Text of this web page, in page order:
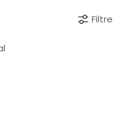
Filtre